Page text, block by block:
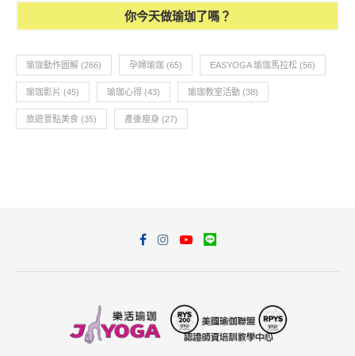
你今天做瑜珈了嗎？
瑜珈動作圖解 (266) 孕婦瑜珈 (65) EASYOGA 瑜珈馬拉松 (56)
瑜珈影片 (45) 瑜珈心得 (43) 瑜珈教室活動 (38)
旅遊景點美食 (35) 產後瘦身 (27)